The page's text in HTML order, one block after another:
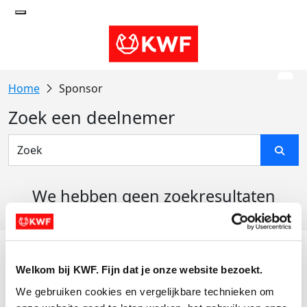
Welkom bij KWF. Fijn dat je onze website bezoekt.
We gebruiken cookies en vergelijkbare technieken om
Sponsor
Zoek een deelnemer
We hebben geen zoekresultaten
Actiematerialen
Evenementen